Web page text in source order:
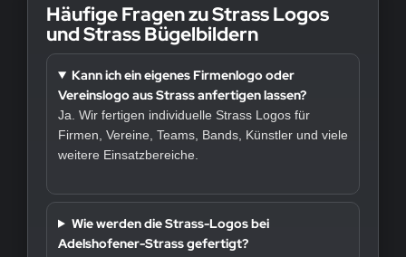
Häufige Fragen zu Strass Logos
und Strass Bügelbildern
Kann ich ein eigenes Firmenlogo oder
Vereinslogo aus Strass anfertigen lassen?
Ja. Wir fertigen individuelle Strass Logos für
Firmen, Vereine, Teams, Bands, Künstler und viele
weitere Einsatzbereiche.
Wie werden die Strass-Logos bei
Adelshofener-Strass gefertigt?